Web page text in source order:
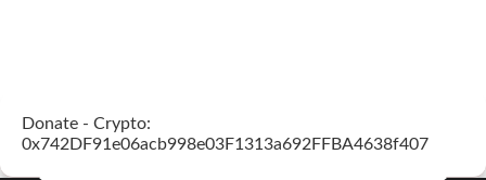
Donate - Crypto:
0x742DF91e06acb998e03F1313a692FFBA4638f407